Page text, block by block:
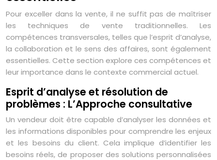
Pour exceller dans la vente, il ne suffit pas de maîtriser
les techniques de vente traditionnelles. Les
compétences transversales, telles que l’esprit d’analyse,
la collaboration et le sens des affaires, sont également
essentielles. Cette section explore ces compétences et
leur importance dans le contexte commercial actuel.
Esprit d’analyse et résolution de
problèmes : L’Approche consultative
Un vendeur doit être capable d’analyser les données et
les informations disponibles pour comprendre les enjeux
et les besoins du client. Cela implique d’identifier les
besoins réels, de proposer des solutions personnalisées